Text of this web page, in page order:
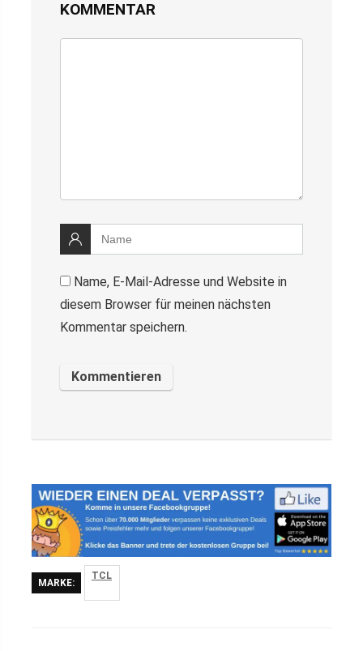
KOMMENTAR
Name, E-Mail-Adresse und Website in
diesem Browser für meinen nächsten
Kommentar speichern.
MARKE:
TCL